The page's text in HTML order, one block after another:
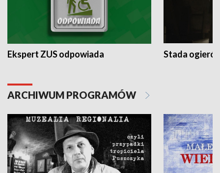
Ekspert ZUS odpowiada Stada
ARCHIWUM PROGRAMÓW